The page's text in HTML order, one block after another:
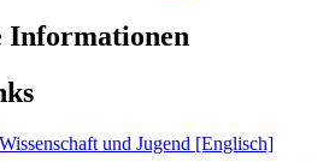
Informationen
und Jugend [Englisch]